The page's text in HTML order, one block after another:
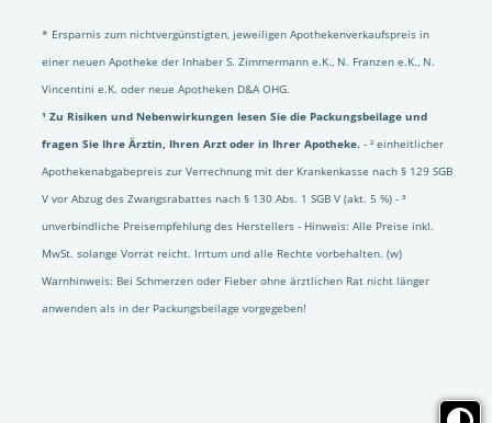
* Ersparnis zum nichtvergünstigten, jeweiligen Apothekenverkaufspreis in
einer neuen Apotheke der Inhaber S. Zimmermann e.K., N. Franzen e.K., N.
Vincentini e.K. oder neue Apotheken D&A OHG.
¹ Zu Risiken und Nebenwirkungen lesen Sie die Packungsbeilage und
fragen Sie Ihre Ärztin, Ihren Arzt oder in Ihrer Apotheke. - ² einheitlicher
Apothekenabgabepreis zur Verrechnung mit der Krankenkasse nach § 129 SGB
V vor Abzug des Zwangsrabattes nach § 130 Abs. 1 SGB V (akt. 5 %) - ³
unverbindliche Preisempfehlung des Herstellers - Hinweis: Alle Preise inkl.
MwSt. solange Vorrat reicht. Irrtum und alle Rechte vorbehalten. (w)
Warnhinweis: Bei Schmerzen oder Fieber ohne ärztlichen Rat nicht länger
anwenden als in der Packungsbeilage vorgegeben!